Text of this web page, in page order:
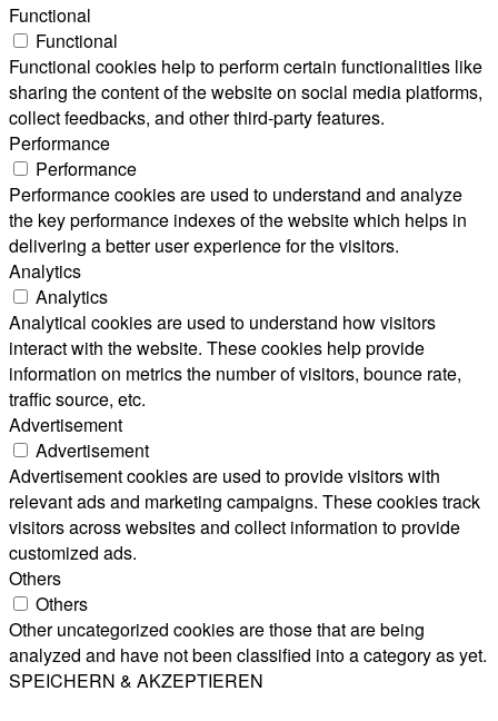
Functional
Functional
Functional cookies help to perform certain functionalities like
sharing the content of the website on social media platforms,
collect feedbacks, and other third-party features.
Performance
Performance
Performance cookies are used to understand and analyze
the key performance indexes of the website which helps in
delivering a better user experience for the visitors.
Analytics
Analytics
Analytical cookies are used to understand how visitors
interact with the website. These cookies help provide
information on metrics the number of visitors, bounce rate,
traffic source, etc.
Advertisement
Advertisement
Advertisement cookies are used to provide visitors with
relevant ads and marketing campaigns. These cookies track
visitors across websites and collect information to provide
customized ads.
Others
Others
Other uncategorized cookies are those that are being
analyzed and have not been classified into a category as yet.
SPEICHERN & AKZEPTIEREN